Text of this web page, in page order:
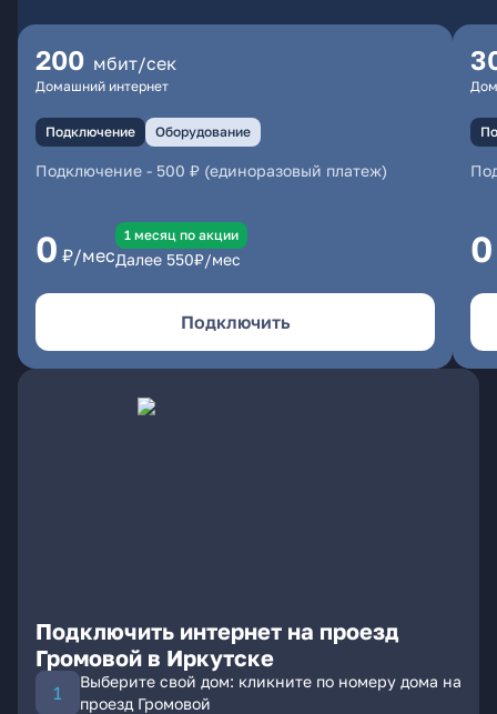
200 мбит/сек
Домашний интернет
Подключение Оборудование
Подключение - 500 ₽ (единоразовый платеж)
0 ₽/мес
1 месяц по акции
Далее 550₽/мес
Подключить
0
Подключить интернет на проезд
Громовой в Иркутске
Выберите свой дом: кликните по номеру дома на
проезд Громовой